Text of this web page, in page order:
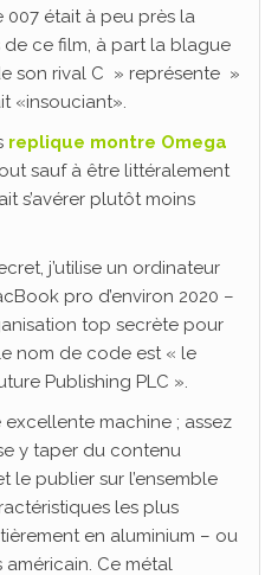
007 était à peu près la
ce film, à part la blague
son rival C » représente »
«insouciant».
replique montre Omega
sauf à être littéralement
s’avérer plutôt moins
j’utilise un ordinateur
pro d’environ 2020 –
top secrète pour
nom de code est « le
Publishing PLC ».
machine ; assez
y taper du contenu
le publier sur l’ensemble
les plus
en aluminium – ou
américain. Ce métal